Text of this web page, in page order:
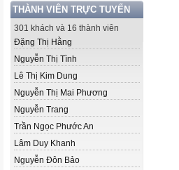
THÀNH VIÊN TRỰC TUYẾN
301 khách và 16 thành viên
Đặng Thị Hằng
Nguyễn Thị Tình
Lê Thị Kim Dung
Nguyễn Thị Mai Phương
Nguyễn Trang
Trần Ngọc Phước An
Lâm Duy Khanh
Nguyễn Đôn Bảo